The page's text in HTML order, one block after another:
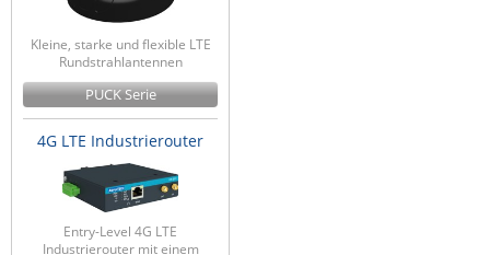
Kleine, starke und flexible LTE
Rundstrahlantennen
PUCK Serie
4G LTE Industrierouter
Entry-Level 4G LTE
Industrierouter mit einem